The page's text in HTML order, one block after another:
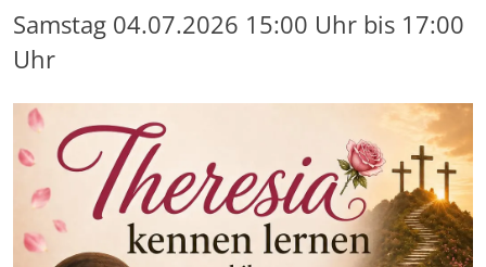
Samstag 04.07.2026 15:00 Uhr bis 17:00
Uhr